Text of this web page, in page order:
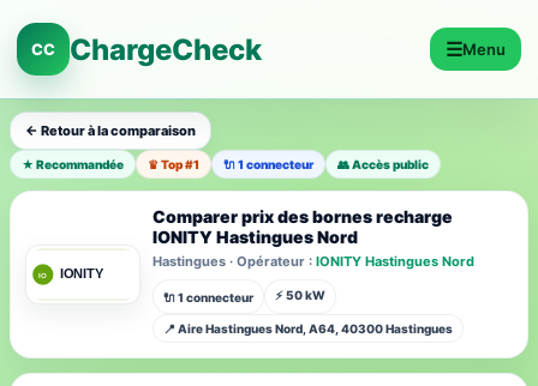
CC ChargeCheck ☰Menu
← Retour à la comparaison
★ Recommandée ♛ Top #1 🔌 1 connecteur 👥 Accès public
Comparer prix des bornes recharge
IONITY Hastingues Nord
Hastingues · Opérateur : IONITY Hastingues Nord
🔌 1 connecteur ⚡ 50 kW
📍 Aire Hastingues Nord, A64, 40300 Hastingues